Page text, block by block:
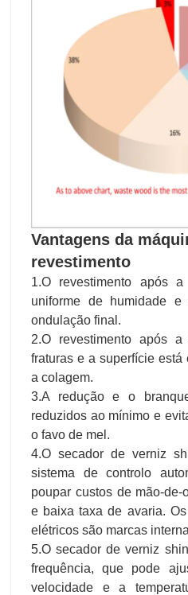
Vantagens da
revestimento
1.O revestimento após
uniforme de humidade
ondulação final.
2.O revestimento após
fraturas e a superfície
a colagem.
3.A redução e o
reduzidos ao mínimo e
o favo de mel.
4.O secador de verniz
sistema de controlo
poupar custos de mão-
e baixa taxa de avaria.
elétricos são marcas
5.O secador de verniz
frequência, que pode
velocidade e a